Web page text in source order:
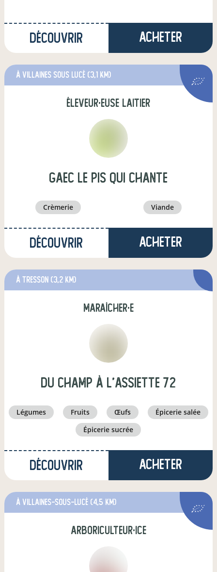
Découvrir Acheter
à Villaines sous Lucé (3,1 km)
éleveur·euse laitier
gaec le pis qui chante
crèmerie viande
Découvrir Acheter
à Tresson (3,2 km)
maraîcher·e
Du champ à l'assiette 72
légumes fruits œufs
épicerie salée
épicerie sucrée
Découvrir Acheter
à Villaines-sous-Lucé (4,5 km)
arboriculteur·ice